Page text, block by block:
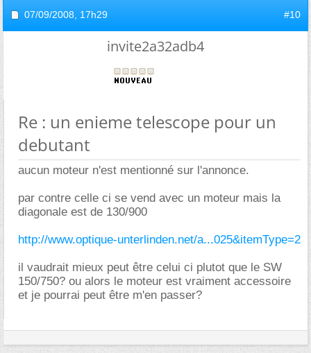
07/09/2008, 17h29 #10
invite2a32adb4
Re : un enieme telescope pour un
debutant
aucun moteur n'est mentionné sur l'annonce.
par contre celle ci se vend avec un moteur mais la
diagonale est de 130/900
http://www.optique-unterlinden.net/a...025&itemType=2
il vaudrait mieux peut être celui ci plutot que le SW
150/750? ou alors le moteur est vraiment accessoire
et je pourrai peut être m'en passer?